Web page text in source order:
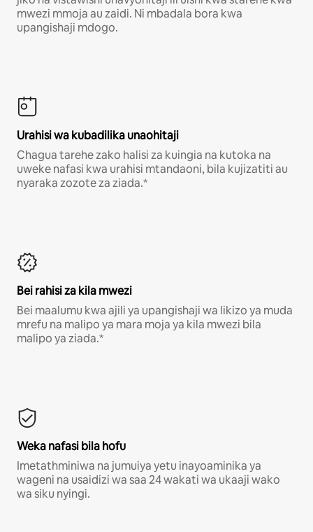
mwezi mmoja au zaidi. Ni mbadala bora kwa
upangishaji mdogo.
Urahisi wa kubadilika unaohitaji
Chagua tarehe zako halisi za kuingia na kutoka na
uweke nafasi kwa urahisi mtandaoni, bila kujizatiti au
nyaraka zozote za ziada.*
Bei rahisi za kila mwezi
Bei maalumu kwa ajili ya upangishaji wa likizo ya muda
mrefu na malipo ya mara moja ya kila mwezi bila
malipo ya ziada.*
Weka nafasi bila hofu
Imetathminiwa na jumuiya yetu inayoaminika ya
wageni na usaidizi wa saa 24 wakati wa ukaaji wako
wa siku nyingi.